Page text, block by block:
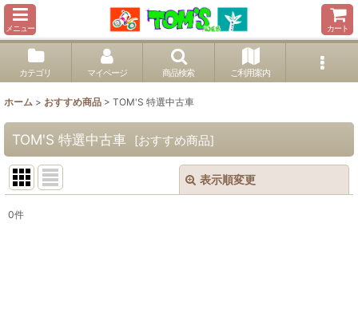
メニュー カート
カテゴリ マイページ 商品検索 ご利用案内
ホーム > おすすめ商品 > TOM'S 特選中古車
TOM'S 特選中古車 [おすすめ商品]
表示順変更
0件